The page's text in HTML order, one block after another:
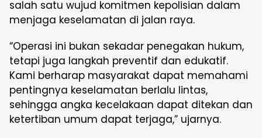
salah satu wujud komitmen kepolisian dalam
menjaga keselamatan di jalan raya.
“Operasi ini bukan sekadar penegakan hukum,
tetapi juga langkah preventif dan edukatif.
Kami berharap masyarakat dapat memahami
pentingnya keselamatan berlalu lintas,
sehingga angka kecelakaan dapat ditekan dan
ketertiban umum dapat terjaga,” ujarnya.